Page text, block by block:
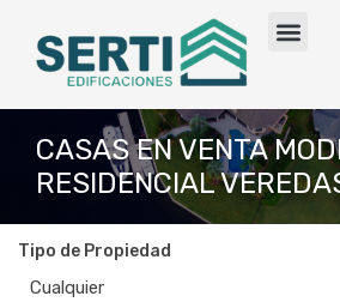
CASAS EN VENTA
RESIDENCIAL
Tipo de Propiedad
Cualquier